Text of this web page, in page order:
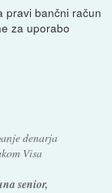
pravi bančni račun
za uporabo
denarja
Visa
senior,